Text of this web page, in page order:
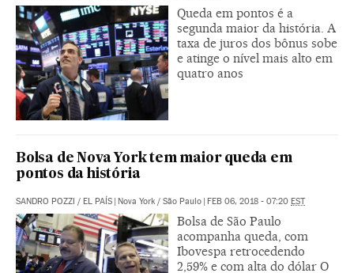
Queda em pontos é a
segunda maior da história. A
taxa de juros dos bônus sobe
e atinge o nível mais alto em
quatro anos
Bolsa de Nova York tem maior queda em
pontos da história
SANDRO POZZI / EL PAÍS | Nova York / São Paulo | FEB 06, 2018 - 07:20 EST
Bolsa de São Paulo
acompanha queda, com
Ibovespa retrocedendo
2,59% e com alta do dólar O